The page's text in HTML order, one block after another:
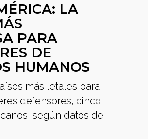
LA
PARA
DE
HUMANOS
más letales para
defensores, cinco
según datos de